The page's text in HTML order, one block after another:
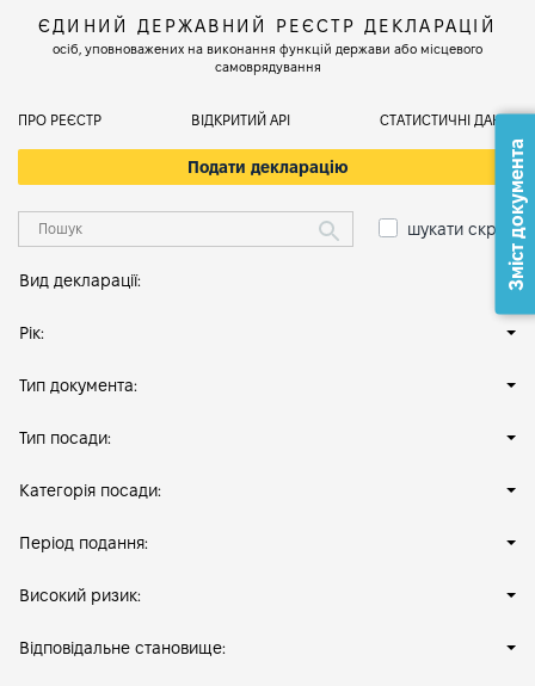
ЄДИНИЙ ДЕРЖАВНИЙ РЕЄСТР ДЕКЛАРАЦІЙ
осіб, уповноважених на виконання функцій держави або місцевого
самоврядування
ПРО РЕЄСТР ВІДКРИТИЙ АРІ СТАТИСТИЧНІ ДАНІ
Подати декларацію
шукати скрізь
Вид декларації:
Рік:
Тип документа:
Тип посади:
Категорія посади:
Період подання:
Високий ризик:
Відповідальне становище:
Зміст документа